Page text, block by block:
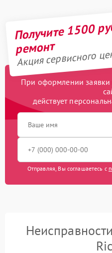
Получите 1500
ремонт
Акция сервисного
При оформлении заявки
действует
Отправляя, Вы соглашаетесь с